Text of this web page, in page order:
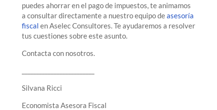
puedes ahorrar en el pago de impuestos, te animamos
a consultar directamente a nuestro equipo deasesoría
fiscal en Aselec Consultores. Te ayudaremos a resolver
tus cuestiones sobre este asunto.
Contacta con nosotros.
Silvana Ricci
Economista Asesora Fiscal